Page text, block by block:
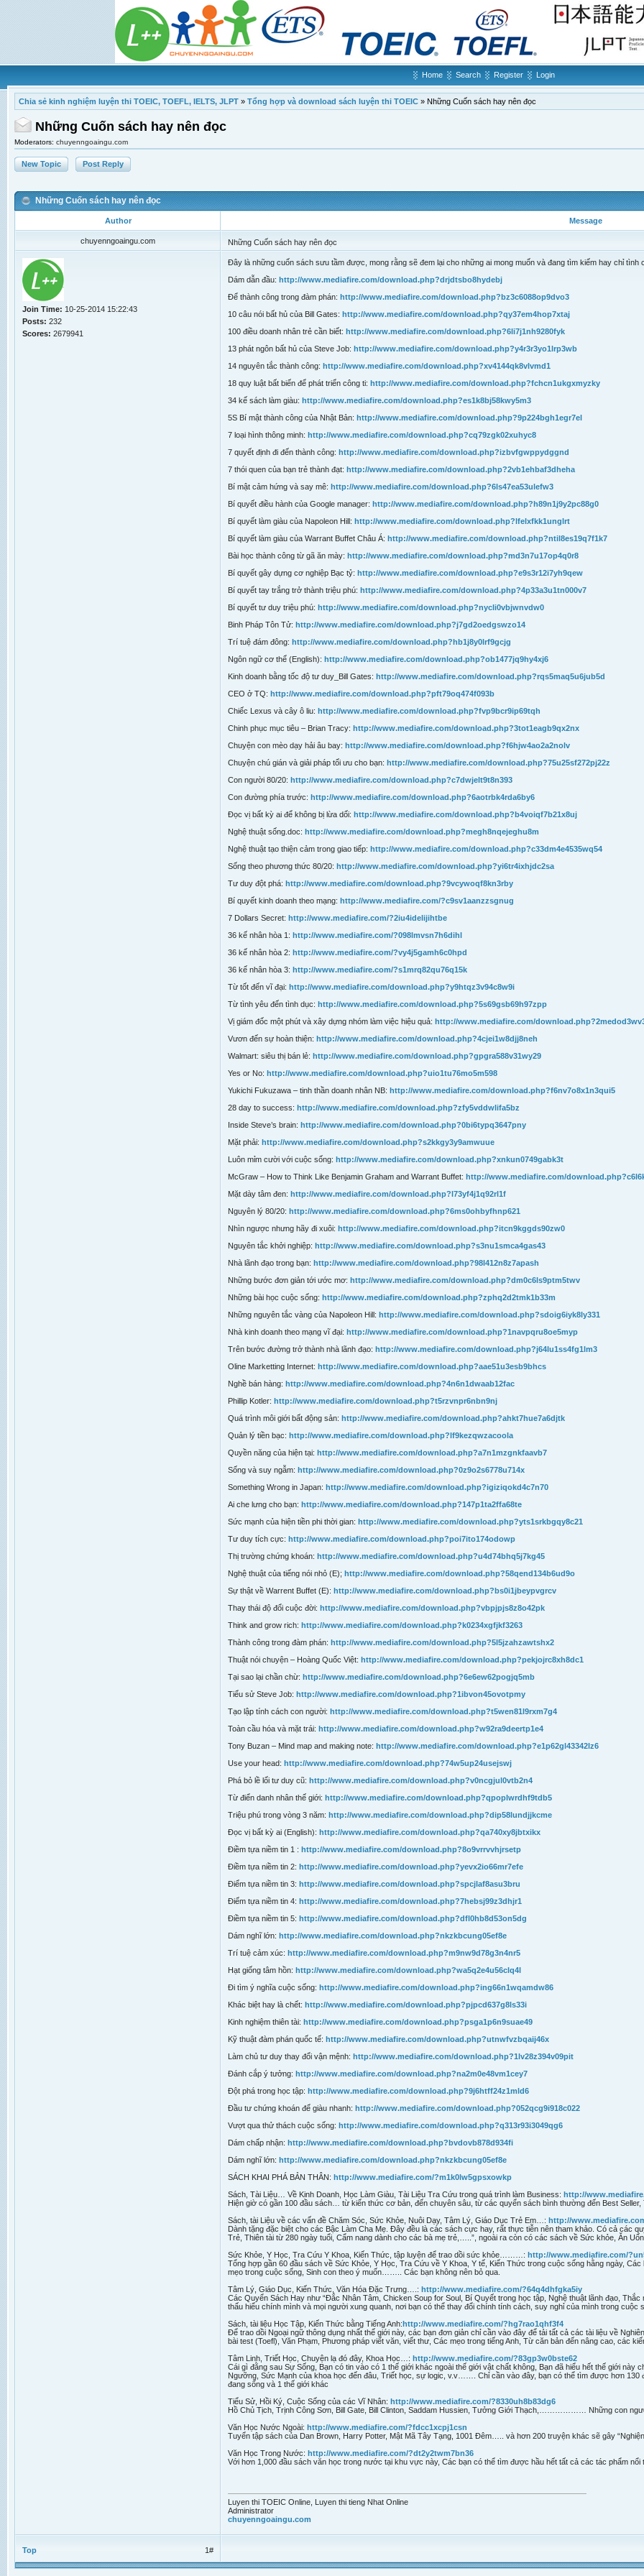
Home Search Register Login
Chia sẻ kinh nghiệm luyện thi TOEIC, TOEFL, IELTS, JLPT » Tổng hợp và download sách luyện thi TOEIC » Những Cuốn sách hay nên đọc
Những Cuốn sách hay nên đọc
Moderators: chuyenngoaingu.com
New Topic Post Reply
Những Cuốn sách hay nên đọc
Author Message
chuyenngoaingu.com Những Cuốn sách hay nên đọc
Join Time: 10-25-2014 15:22:43
Posts: 232
Scores: 2679941
Đây là những cuốn sách sưu tầm được, mong rằng sẽ đem lại cho những ai mong muốn và đang tìm kiếm hay chỉ
Dám dẫn đầu: http://www.mediafire.com/download.php?drjdtsbo8hydebj
Để thành công trong đàm phán: http://www.mediafire.com/download.php?bz3c6088op9dvo3
10 câu nói bất hủ của Bill Gates: http://www.mediafire.com/download.php?qy37em4hop7xtaj
100 điều doanh nhân trẻ cần biết: http://www.mediafire.com/download.php?6li7j1nh9280fyk
13 phát ngôn bất hủ của Steve Job: http://www.mediafire.com/download.php?y4r3r3yo1lrp3wb
14 nguyên tắc thành công: http://www.mediafire.com/download.php?xv4144qk8vlvmd1
18 quy luật bất biến để phát triển công ti: http://www.mediafire.com/download.php?fchcn1ukgxmyzky
34 kế sách làm giàu: http://www.mediafire.com/download.php?es1k8bj58kwy5m3
5S Bí mật thành công của Nhật Bản: http://www.mediafire.com/download.php?9p224bgh1egr7el
7 loại hình thông minh: http://www.mediafire.com/download.php?cq79zgk02xuhyc8
7 quyết định đi đến thành công: http://www.mediafire.com/download.php?izbvfgwppydggnd
7 thói quen của bạn trẻ thành đạt: http://www.mediafire.com/download.php?2vb1ehbaf3dheha
Bí mật cảm hứng và say mê: http://www.mediafire.com/download.php?6ls47ea53ulefw3
Bí quyết điều hành của Google manager: http://www.mediafire.com/download.php?h89n1j9y2pc88g0
Bí quyết làm giàu của Napoleon Hill: http://www.mediafire.com/download.php?lfelxfkk1unglrt
Bí quyết làm giàu của Warrant Buffet Châu Á: http://www.mediafire.com/download.php?ntil8es19q7f1k7
Bài học thành công từ gã ăn mày: http://www.mediafire.com/download.php?md3n7u17op4q0r8
Bí quyết gây dựng cơ nghiệp Bạc tỷ: http://www.mediafire.com/download.php?e9s3r12i7yh9qew
Bí quyết tay trắng trở thành triệu phú: http://www.mediafire.com/download.php?4p33a3u1tn000v7
Bí quyết tư duy triệu phú: http://www.mediafire.com/download.php?nycli0vbjwnvdw0
Binh Pháp Tôn Tử: http://www.mediafire.com/download.php?j7gd2oedgswzo14
Trí tuệ đám đông: http://www.mediafire.com/download.php?hb1j8y0lrf9gcjg
Ngôn ngữ cơ thể (English): http://www.mediafire.com/download.php?ob1477jq9hy4xj6
Kinh doanh bằng tốc độ tư duy_Bill Gates: http://www.mediafire.com/download.php?rqs5maq5u6jub5d
CEO ở TQ: http://www.mediafire.com/download.php?pft79oq474f093b
Chiếc Lexus và cây ô liu: http://www.mediafire.com/download.php?fvp9bcr9ip69tqh
Chinh phục mục tiêu – Brian Tracy: http://www.mediafire.com/download.php?3tot1eagb9qx2nx
Chuyện con mèo dạy hải âu bay: http://www.mediafire.com/download.php?f6hjw4ao2a2nolv
Chuyện chú gián và giải pháp tối ưu cho bạn: http://www.mediafire.com/download.php?75u25sf272pj22z
Con người 80/20: http://www.mediafire.com/download.php?c7dwjelt9t8n393
Con đường phía trước: http://www.mediafire.com/download.php?6aotrbk4rda6by6
Đọc vị bất kỳ ai để không bị lừa dối: http://www.mediafire.com/download.php?b4voiqf7b21x8uj
Nghệ thuật sống.doc: http://www.mediafire.com/download.php?megh8nqejeghu8m
Nghệ thuật tạo thiện cảm trong giao tiếp: http://www.mediafire.com/download.php?c33dm4e4535wq54
Sống theo phương thức 80/20: http://www.mediafire.com/download.php?yi6tr4ixhjdc2sa
Tư duy đột phá: http://www.mediafire.com/download.php?9vcywoqf8kn3rby
Bí quyết kinh doanh theo mạng: http://www.mediafire.com/?c9sv1aanzzsgnug
7 Dollars Secret: http://www.mediafire.com/?2iu4idelijihtbe
36 kế nhân hòa 1: http://www.mediafire.com/?098lmvsn7h6dihl
36 kế nhân hòa 2: http://www.mediafire.com/?vy4j5gamh6c0hpd
36 kế nhân hòa 3: http://www.mediafire.com/?s1mrq82qu76q15k
Từ tốt đến vĩ đại: http://www.mediafire.com/download.php?y9htqz3v94c8w9i
Từ tình yêu đến tình dục: http://www.mediafire.com/download.php?5s69gsb69h97zpp
Vị giám đốc một phút và xây dựng nhóm làm việc hiệu quả: http://www.mediafire.com/
Vươn đến sự hoàn thiện: http://www.mediafire.com/download.php?4cjei1w8djj8neh
Walmart: siêu thị bán lẻ: http://www.mediafire.com/download.php?gpgra588v31wy29
Yes or No: http://www.mediafire.com/download.php?uio1tu76mo5m598
Yukichi Fukuzawa – tinh thần doanh nhân NB: http://www.mediafire.com/download.php?f6nv7o8x1n3qui5
28 day to success: http://www.mediafire.com/download.php?zfy5vddwlifa5bz
Inside Steve’s brain: http://www.mediafire.com/download.php?0bi6typq3647pny
Mặt phải: http://www.mediafire.com/download.php?s2kkgy3y9amwuue
Luôn mỉm cười với cuộc sống: http://www.mediafire.com/download.php?xnkun0749gabk3t
McGraw – How to Think Like Benjamin Graham and Warrant Buffet: http://www.mediafire.com/
Mặt dày tâm đen: http://www.mediafire.com/download.php?l73yf4j1q92rl1f
Nguyên lý 80/20: http://www.mediafire.com/download.php?6ms0ohbyfhnp621
Nhìn ngược nhưng hãy đi xuôi: http://www.mediafire.com/download.php?itcn9kggds90zw0
Nguyên tắc khởi nghiệp: http://www.mediafire.com/download.php?s3nu1smca4gas43
Nhà lãnh đạo trong bạn: http://www.mediafire.com/download.php?98l412n8z7apash
Những bước đơn giản tới ước mơ: http://www.mediafire.com/download.php?dm0c6ls9ptm5twv
Những bài học cuộc sống: http://www.mediafire.com/download.php?zphq2d2tmk1b33m
Những nguyên tắc vàng của Napoleon Hill: http://www.mediafire.com/download.php?sdoig6iyk8ly331
Nhà kinh doanh theo mạng vĩ đại: http://www.mediafire.com/download.php?1navpqru8oe5myp
Trên bước đường trở thành nhà lãnh đạo: http://www.mediafire.com/download.php?j64lu1ss4fg1lm3
Oline Marketting Internet: http://www.mediafire.com/download.php?aae51u3esb9bhcs
Nghề bán hàng: http://www.mediafire.com/download.php?4n6n1dwaab12fac
Phillip Kotler: http://www.mediafire.com/download.php?t5rzvnpr6nbn9nj
Quá trình môi giới bất động sản: http://www.mediafire.com/download.php?ahkt7hue7a6djtk
Quản lý tiền bạc: http://www.mediafire.com/download.php?lf9kezqwzacoola
Quyền năng của hiện tại: http://www.mediafire.com/download.php?a7n1mzgnkfaavb7
Sống và suy ngẫm: http://www.mediafire.com/download.php?0z9o2s6778u714x
Something Wrong in Japan: http://www.mediafire.com/download.php?igiziqokd4c7n70
Ai che lưng cho bạn: http://www.mediafire.com/download.php?147p1ta2ffa68te
Sức mạnh của hiện tiền phi thời gian: http://www.mediafire.com/download.php?yts1srkbgqy8c21
Tư duy tích cực: http://www.mediafire.com/download.php?poi7ito174odowp
Thị trường chứng khoán: http://www.mediafire.com/download.php?u4d74bhq5j7kg45
Nghệ thuật của tiếng nói nhỏ (E); http://www.mediafire.com/download.php?58qend134b6ud9o
Sự thật về Warrent Buffet (E): http://www.mediafire.com/download.php?bs0i1jbeypvgrcv
Thay thái độ đổi cuộc đời: http://www.mediafire.com/download.php?vbpjpjs8z8o42pk
Think and grow rich: http://www.mediafire.com/download.php?k0234xgfjkf3263
Thành công trong đàm phán: http://www.mediafire.com/download.php?5l5jzahzawtshx2
Thuật nói chuyện – Hoàng Quốc Việt: http://www.mediafire.com/download.php?pekjojrc8xh8dc1
Tại sao lại chần chừ: http://www.mediafire.com/download.php?6e6ew62pogjq5mb
Tiểu sử Steve Job: http://www.mediafire.com/download.php?1ibvon45ovotpmy
Tạo lập tính cách con người: http://www.mediafire.com/download.php?t5wen81l9rxm7g4
Toàn cầu hóa và mặt trái: http://www.mediafire.com/download.php?w92ra9deertp1e4
Tony Buzan – Mind map and making note: http://www.mediafire.com/download.php?e1p62gl43342lz6
Use your head: http://www.mediafire.com/download.php?74w5up24usejswj
Phá bỏ lề lối tư duy cũ: http://www.mediafire.com/download.php?v0ncgjul0vtb2n4
Từ điển danh nhân thế giới: http://www.mediafire.com/download.php?qpoplwrdhf9tdb5
Triệu phú trong vòng 3 năm: http://www.mediafire.com/download.php?dip58lundjjkcme
Đọc vị bất kỳ ai (English): http://www.mediafire.com/download.php?qa740xy8jbtxikx
Điềm tựa niềm tin 1 : http://www.mediafire.com/download.php?8o9vrrvvhjrsetp
Điềm tựa niềm tin 2: http://www.mediafire.com/download.php?yevx2io66mr7efe
Điểm tựa niềm tin 3: http://www.mediafire.com/download.php?spcjlaf8asu3bru
Điểm tựa niềm tin 4: http://www.mediafire.com/download.php?7hebsj99z3dhjr1
Điềm tựa niềm tin 5: http://www.mediafire.com/download.php?dfl0hb8d53on5dg
Dám nghĩ lớn: http://www.mediafire.com/download.php?nkzkbcung05ef8e
Trí tuệ cảm xúc: http://www.mediafire.com/download.php?m9nw9d78g3n4nr5
Hạt giống tâm hồn: http://www.mediafire.com/download.php?wa5q2e4u56clq4l
Đi tìm ý nghĩa cuộc sống: http://www.mediafire.com/download.php?ing66n1wqamdw86
Khác biệt hay là chết: http://www.mediafire.com/download.php?pjpcd637g8ls33i
Kinh nghiệm thiên tài: http://www.mediafire.com/download.php?psga1p6n9suae49
Kỹ thuật đàm phán quốc tế: http://www.mediafire.com/download.php?utnwfvzbqaij46x
Làm chủ tư duy thay đổi vận mệnh: http://www.mediafire.com/download.php?1lv28z394v09pit
Đánh cắp ý tưởng: http://www.mediafire.com/download.php?na2m0e48vm1cey7
Đột phá trong học tập: http://www.mediafire.com/download.php?9j6htff24z1mld6
Đầu tư chứng khoán để giàu nhanh: http://www.mediafire.com/download.php?052qcg9i918c022
Vượt qua thử thách cuộc sống: http://www.mediafire.com/download.php?q313r93i3049qg6
Dám chấp nhận: http://www.mediafire.com/download.php?bvdovb878d934fi
Dám nghĩ lớn: http://www.mediafire.com/download.php?nkzkbcung05ef8e
SÁCH KHAI PHÁ BẢN THÂN: http://www.mediafire.com/?m1k0lw5gpsxowkp
Sách, Tài Liệu… Về Kinh Doanh, Học Làm Giàu, Tài Liệu Tra Cứu trong quá trình làm Business: http://
Hiện giờ có gần 100 đầu sách… từ kiến thức cơ bản, đến chuyên sâu, từ các quyển sách bình thường đến Best
Sách, tài Liệu về các vấn đề Chăm Sóc, Sức Khỏe, Nuôi Dạy, Tâm Lý, Giáo Dục Trẻ Em…: http://
Dành tặng đặc biệt cho các Bậc Làm Cha Mẹ. Đây đều là các sách cực hay, rất thực tiễn nên tham khảo. Có cả các
Trẻ, Thiên tài từ 280 ngày tuổi, Cẩm nang dành cho các bà mẹ trẻ,…..”, ngoài ra còn có các sách về Sức khỏe, Ăn
Sức Khỏe, Y Học, Tra Cứu Y Khoa, Kiến Thức, tập luyện để trao dồi sức khỏe………: http://www.mediafire.com/
Tổng hợp gần 60 đầu sách về Sức Khỏe, Y Học, Tra Cứu về Y Khoa, Y tế, Kiến Thức trong cuộc sống hằng ngày,
mẹo trong cuộc sống, Sinh con theo ý muốn…….. Các bạn không nên bỏ qua.
Tâm Lý, Giáo Dục, Kiến Thức, Văn Hóa Đặc Trưng….: http://www.mediafire.com/?64q4dhfgka5iy
Các Quyển Sách Hay như “Đắc Nhân Tâm, Chicken Soup for Soul, Bí Quyết trong học tập, Nghệ thuật lãnh đạo,
thấu hiểu chính mình và mọi người xung quanh, nơi bạn có thể thay đổi chính tính cách, suy nghỉ của mình trong cuộc
Sách, tài liệu Học Tập, Kiến Thức bằng Tiếng Anh:http://www.mediafire.com/?hg7rao1qhf3f4
Để trao dồi Ngoại ngữ thông dụng nhất thế giới này, các bạn đơn giản chỉ cần vào đây để tải tất cả các tài liệu về
bài test (Toefl), Văn Phạm, Phương pháp viết văn, viết thư, Các mẹo trong tiếng Anh, Từ căn bản đến nâng cao, các
Tâm Linh, Triết Học, Chuyện lạ đó đây, Khoa Học…: http://www.mediafire.com/?83gp3w0bste62
Cái gì đằng sau Sự Sống, Bạn có tin vào có 1 thế giới khác ngoài thế giới vật chất không, Bạn đã hiểu hết thế giới
Ngưỡng, Sức Mạnh của khoa học đến đâu, Triết học, sự logic, v.v……. Chỉ cần vào đây, bạn có thể tìm được hơn 130
đang sống và 1 thế giới khác
Tiểu Sử, Hồi Ký, Cuộc Sống của các Vĩ Nhân: http://www.mediafire.com/?8330uh8b83dg6
Hồ Chủ Tịch, Trịnh Công Sơn, Bill Gate, Bill Clinton, Saddam Hussien, Tưởng Giới Thạch,……………… Những con
Văn Học Nước Ngoài: http://www.mediafire.com/?fdcc1xcpj1csn
Tuyển tập sách của Dan Brown, Harry Potter, Mật Mã Tây Tạng, 1001 Đêm….. và hơn 200 truyện khác sẽ gây
Văn Học Trong Nước: http://www.mediafire.com/?dt2y2twm7bn36
Với hơn 1,000 đầu sách văn học trong nước tại khu vực này, Các bạn có thể tìm được hầu hết tất cả các tác phẩm nổi
Luyen thi TOEIC Online, Luyen thi tieng Nhat Online
Administrator
chuyenngoaingu.com
Top 1#